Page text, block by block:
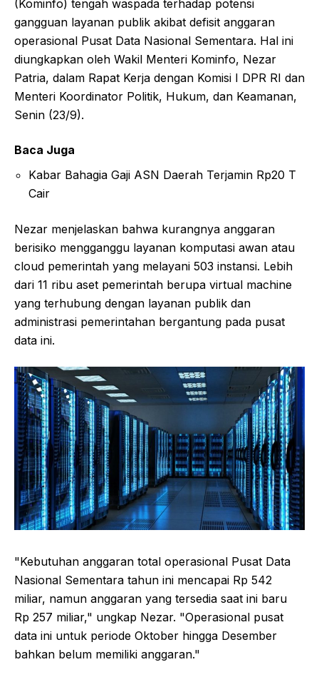
(Kominfo) tengah waspada terhadap potensi
gangguan layanan publik akibat defisit anggaran
operasional Pusat Data Nasional Sementara. Hal ini
diungkapkan oleh Wakil Menteri Kominfo, Nezar
Patria, dalam Rapat Kerja dengan Komisi I DPR RI dan
Menteri Koordinator Politik, Hukum, dan Keamanan,
Senin (23/9).
Baca Juga
Kabar Bahagia Gaji ASN Daerah Terjamin Rp20 T
Cair
Nezar menjelaskan bahwa kurangnya anggaran
berisiko mengganggu layanan komputasi awan atau
cloud pemerintah yang melayani 503 instansi. Lebih
dari 11 ribu aset pemerintah berupa virtual machine
yang terhubung dengan layanan publik dan
administrasi pemerintahan bergantung pada pusat
data ini.
"Kebutuhan anggaran total operasional Pusat Data
Nasional Sementara tahun ini mencapai Rp 542
miliar, namun anggaran yang tersedia saat ini baru
Rp 257 miliar," ungkap Nezar. "Operasional pusat
data ini untuk periode Oktober hingga Desember
bahkan belum memiliki anggaran."